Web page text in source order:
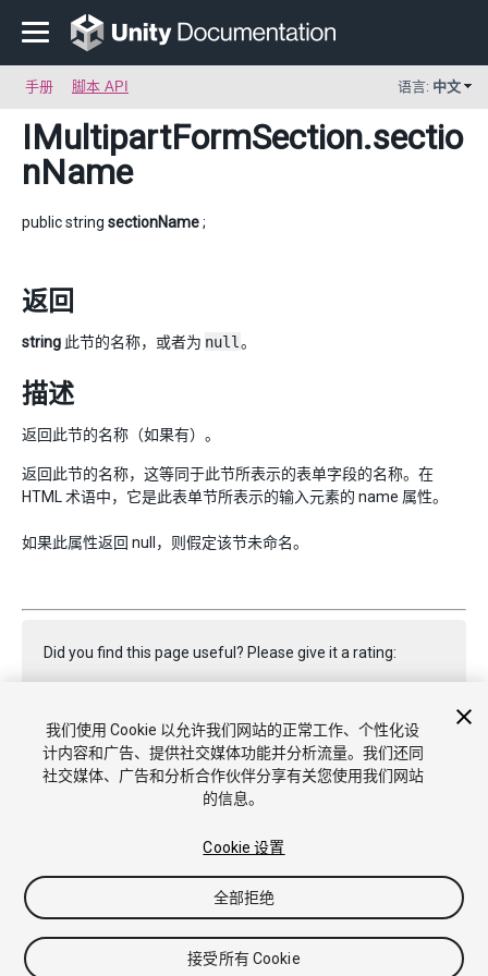
手册 脚本 API 语言: 中文
IMultipartFormSection.sectio
nName
public string sectionName;
返回
string 此节的名称，或者为 null 。
描述
返回此节的名称（如果有）。
返回此节的名称，这等同于此节所表示的表单字段的名称。在
HTML 术语中，它是此表单节所表示的输入元素的 name 属性。
如果此属性返回 null，则假定该节未命名。
Did you find this page useful? Please give it a rating:
Report a problem on this page
Copyright © 2018 Unity Technologies. Publication 2017.3
法律条款
Cookie
不要出售或分享我的个人信息
我们使用 Cookie 以允许我们网站的正常工作、个性化设
计内容和广告、提供社交媒体功能并分析流量。我们还同
社交媒体、广告和分析合作伙伴分享有关您使用我们网站
的信息。
Cookie 设置
全部拒绝
接受所有 Cookie